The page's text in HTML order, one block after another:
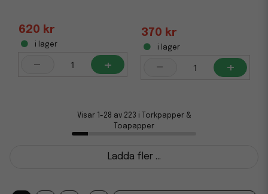
620 kr
i lager
- +
370 kr
i lager
- +
Visar 1-28 av 223 i Torkpapper &
Toapapper
Ladda fler ...